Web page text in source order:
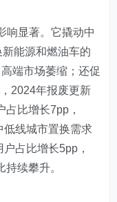
响显著。它撬动中
能源和燃油车的
端市场萎缩；还促
2024年报废更新
比增长7pp，
低线城市置换需求
占比增长5pp，
续攀升。